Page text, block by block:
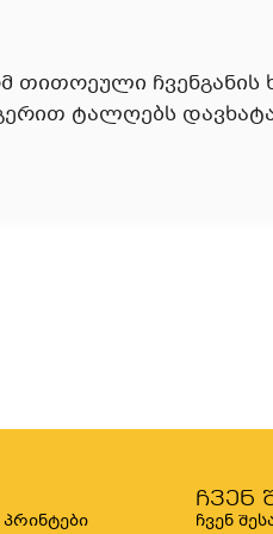
ჩვენგანის
ტალღებს
ჩვენ
ჩვენ